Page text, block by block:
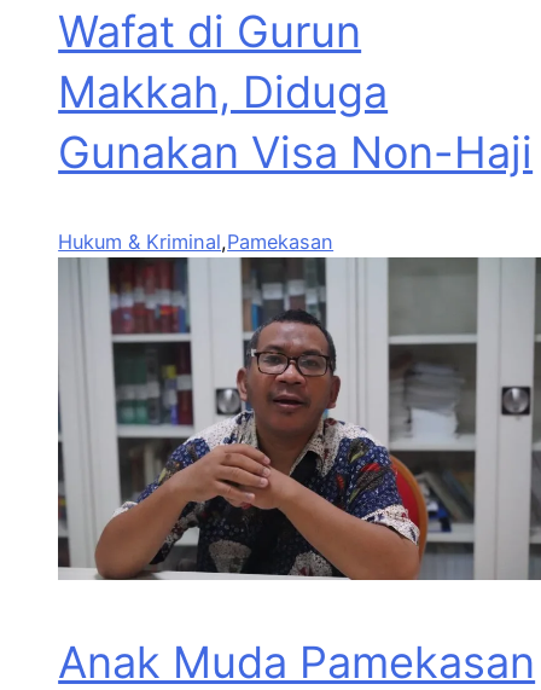
Wafat di Gurun
Makkah, Diduga
Gunakan Visa Non-Haji
Hukum & Kriminal,Pamekasan
Anak Muda Pamekasan